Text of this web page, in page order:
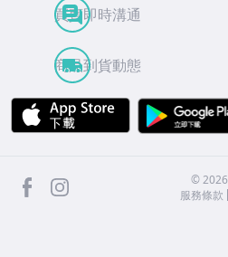
買賣即時溝通
商品到貨動態
APP Store
facebook ©2026
服務條款